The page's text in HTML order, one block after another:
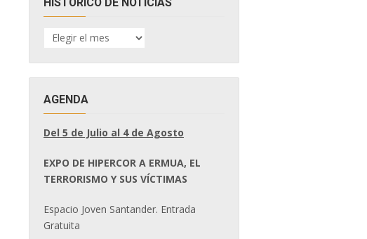
HISTÓRICO
DE
AGENDA
Del 5 de Julio al 4 de Agosto
EXPO DE HIPERCOR A ERMUA, EL
TERRORISMO Y SUS VÍCTIMAS
Espacio Joven Santander. Entrada
Gratuita